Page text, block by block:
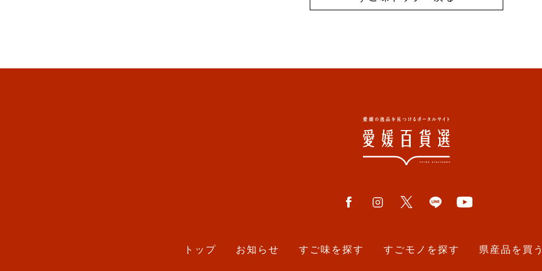
トップ お知らせ すご味を探す すごモノを探す 県産品を買う